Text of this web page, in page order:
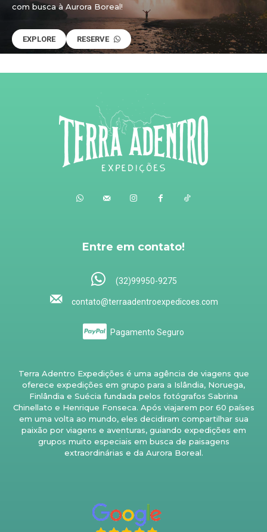
com busca à Aurora Boreal!
EXPLORE RESERVE
Entre em contato!
(32)99950-9275
contato@terraadentroexpedicoes.com
Pagamento Seguro
Terra Adentro Expedições é uma agência de viagens que
oferece expedições em grupo para a Islândia, Noruega,
Finlândia e Suécia fundada pelos fotógrafos Sabrina
Chinellato e Henrique Fonseca. Após viajarem por 60 países
em uma volta ao mundo, eles decidiram compartilhar sua
paixão por viagens e aventuras, guiando expedições em
grupos muito especiais em busca de paisagens
extraordinárias e da Aurora Boreal.